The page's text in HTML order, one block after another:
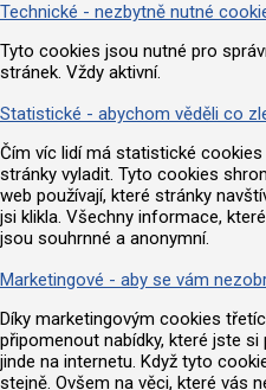
Technické - nezbytně nutné
Tyto cookies jsou nutné pro
stránek. Vždy aktivní.
Statistické - abychom věděli co
Čím víc lidí má statistické
stránky vyladit. Tyto cookies
web používají, které stránky
jsi klikla. Všechny informace,
jsou souhrnné a anonymní.
Marketingové - aby se vám
Díky marketingovým cookies
připomenout nabídky, které jste
jinde na internetu. Když tyto
stejně. Ovšem na věci, které vás